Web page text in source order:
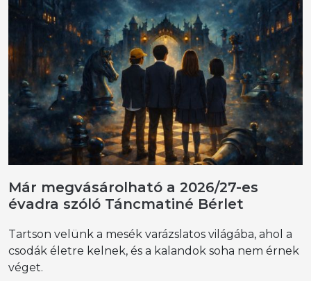
Már megvásárolható a 2026/27-es
évadra szóló Táncmatiné Bérlet
Tartson velünk a mesék varázslatos világába, ahol a
csodák életre kelnek, és a kalandok soha nem érnek
véget.